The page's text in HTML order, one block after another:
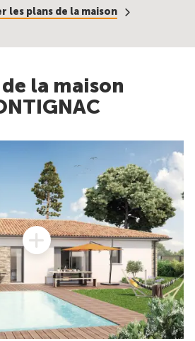
les plans de la maison
de la maison